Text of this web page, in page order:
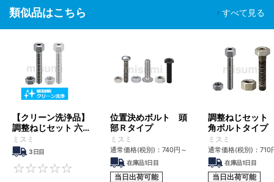
車載カメラ
SHD-
□□
電解研磨
＋精密洗
浄
粉塵除去
アウトガス
真空環境
クリーン環境（ク
ラス10～1,000）
程
液晶成膜工
程
有機EL前工
■ご留意事項
洗浄を行うことで、防錆を目的とした油分も一緒に除去されるた
め、未洗浄品に比べ錆びやすくなる場合があります。
適用場所や保管環境には十分ご注意くださいますようお願いいたし
類似品はこちら すべて見る
【クリーン洗浄品】
調整ねじセット 六角
ボルトタイプ
ミスミ
3日目
0
位置決めボルト 頭
部Ｒタイプ
ミスミ
通常価格(税別)： 740円 ～
在庫品1日目
当日出荷可能
調整ねじセッ
角ボルトタイプ
ミスミ
通常価格(税別)： 710
在庫品1日目
当日出荷可能